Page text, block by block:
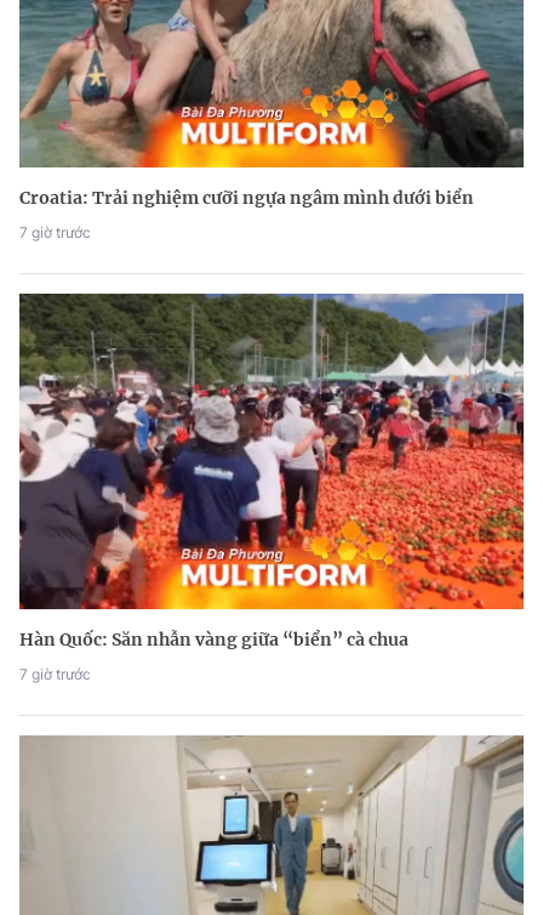
Croatia: Trải nghiệm cưỡi ngựa ngâm mình dưới biển
7 giờ trước
Hàn Quốc: Săn nhẫn vàng giữa “biển” cà chua
7 giờ trước